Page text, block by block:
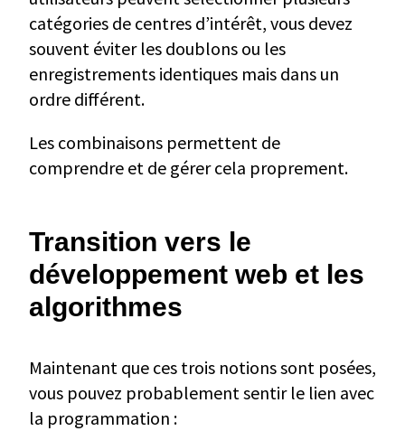
catégories de centres d’intérêt, vous devez
souvent éviter les doublons ou les
enregistrements identiques mais dans un
ordre différent.
Les combinaisons permettent de
comprendre et de gérer cela proprement.
Transition vers le
développement web et les
algorithmes
Maintenant que ces trois notions sont posées,
vous pouvez probablement sentir le lien avec
la programmation :